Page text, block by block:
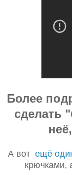
Более
сделать
А вот ещё
крючками,